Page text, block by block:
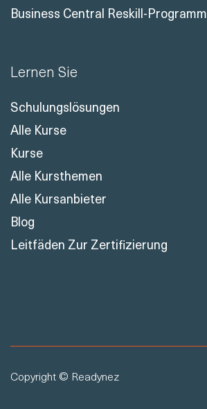
Business Central Reskill-Programm
Lernen Sie
Schulungslösungen
Alle Kurse
Kurse
Alle Kursthemen
Alle Kursanbieter
Blog
Leitfäden Zur Zertifizierung
Copyright © Readynez